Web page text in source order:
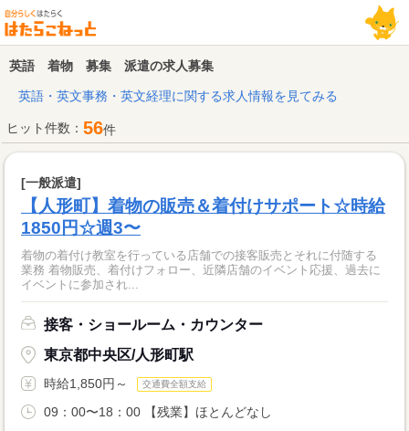
英語 着物 募集 派遣の求人募集
英語・英文事務・英文経理に関する求人情報を見てみる
ヒット件数： 56件
[一般派遣]
【人形町】着物の販売＆着付けサポート☆時給
1850円☆週3〜
着物の着付け教室を行っている店舗での接客販売とそれに付随する
業務 着物販売、着付けフォロー、近隣店舗のイベント応援、過去に
イベントに参加され...
接客・ショールーム・カウンター
東京都中央区/人形町駅
時給1,850円～ 交通費全額支給
09：00〜18：00 【残業】ほとんどなし